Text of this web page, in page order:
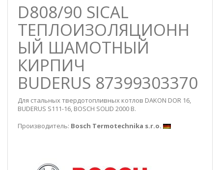
D808/90 SICAL
ТЕПЛОИЗОЛЯЦИОНН
ЫЙ ШАМОТНЫЙ
КИРПИЧ
BUDERUS 87399303370
Для стальных твердотопливных котлов DAKON DOR 16,
BUDERUS S111-16, BOSCH SOLID 2000 B.
Производитель: Bosch Termotechnika s.r.o.